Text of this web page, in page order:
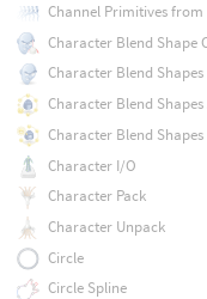
Channel Primitives from
Character Blend Shape
Character Blend Shapes
Character Blend Shapes
Character Blend
Character I/O
Character Pack
Character Unpack
Circle
Circle Spline